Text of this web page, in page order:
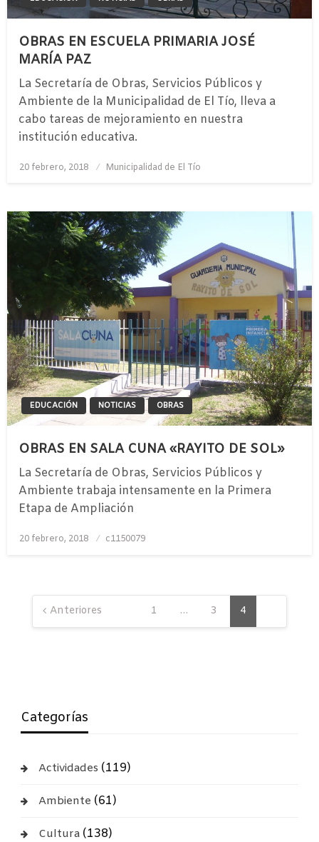
OBRAS EN ESCUELA PRIMARIA JOSÉ
MARÍA PAZ
La Secretaría de Obras, Servicios Públicos y
Ambiente de la Municipalidad de El Tío, lleva a
cabo tareas de mejoramiento en nuestra
institución educativa.
Publicado
20 febrero, 2018 Municipalidad de El Tío
EDUCACIÓN NOTICIAS OBRAS
OBRAS EN SALA CUNA «RAYITO DE SOL»
La Secretaría de Obras, Servicios Públicos y
Ambiente trabaja intensamente en la Primera
Etapa de Ampliación
Publicado
20 febrero, 2018 c1150079
Navegación
de
entradas
Anteriores 1 … 3 4
Categorías
Actividades (119)
Ambiente (61)
Cultura(138)